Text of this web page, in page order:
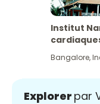
Institut
Bangalore,
Explorer par